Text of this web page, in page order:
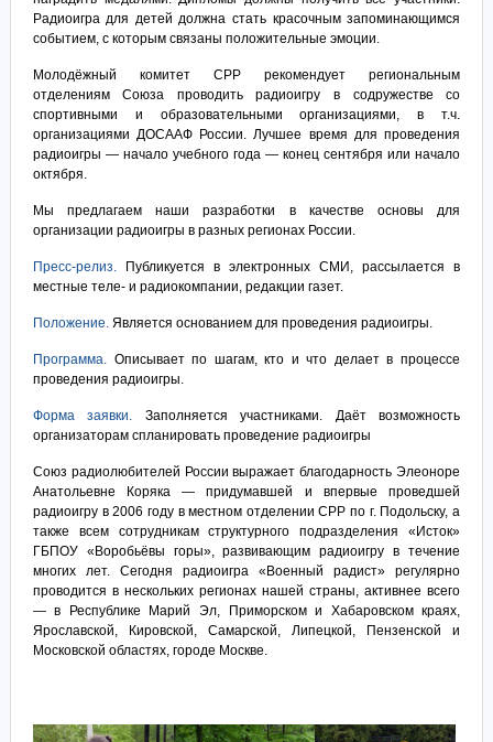
Радиоигра для детей должна стать красочным запоминающимся
событием, с которым связаны положительные эмоции.
Молодёжный комитет СРР рекомендует региональным
отделениям Союза проводить радиоигру в содружестве со
спортивными и образовательными организациями, в т.ч.
организациями ДОСААФ России. Лучшее время для проведения
радиоигры — начало учебного года — конец сентября или начало
октября.
Мы предлагаем наши разработки в качестве основы для
организации радиоигры в разных регионах России.
Пресс-релиз.Публикуется в электронных СМИ, рассылается в
местные теле- и радиокомпании, редакции газет.
Положение.Является основанием для проведения радиоигры.
Программа.Описывает по шагам, кто и что делает в процессе
проведения радиоигры.
Форма заявки. Заполняется участниками. Даёт возможность
организаторам спланировать проведение радиоигры
Союз радиолюбителей России выражает благодарность Элеоноре
Анатольевне Коряка — придумавшей и впервые проведшей
радиоигру в 2006 году в местном отделении СРР по г. Подольску, а
также всем сотрудникам структурного подразделения «Исток»
ГБПОУ «Воробьёвы горы», развивающим радиоигру в течение
многих лет. Сегодня радиоигра «Военный радист» регулярно
проводится в нескольких регионах нашей страны, активнее всего
— в Республике Марий Эл, Приморском и Хабаровском краях,
Ярославской, Кировской, Самарской, Липецкой, Пензенской и
Московской областях, городе Москве.